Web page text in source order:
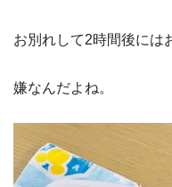
お別れして2時間後には
嫌なんだよね。